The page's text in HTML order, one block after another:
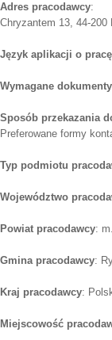
Adres pracodawcy:
Chryzantem 13, 44-
Język aplikacji o pracę
Wymagane
Sposób przekazania
Preferowane formy
Typ podmiotu
Województwo
Powiat pracodawcy:
Gmina pracodawcy:
Kraj pracodawcy:
Miejscowość